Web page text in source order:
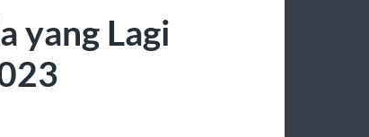
yang Lagi